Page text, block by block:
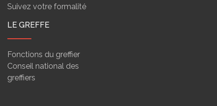
Suivez votre formalité
LE GREFFE
Fonctions du greffier
Conseil national des
greffiers